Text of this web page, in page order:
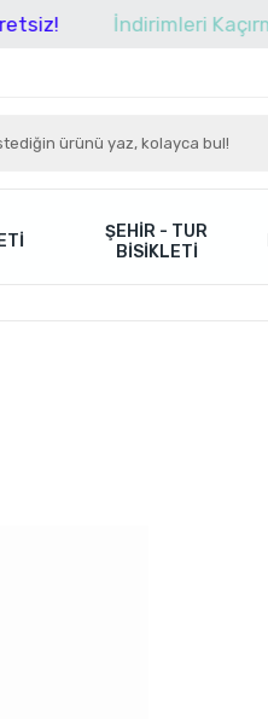
İndirimleri Kaçırmayın!
ŞEHIR - TUR
BISIKLETI